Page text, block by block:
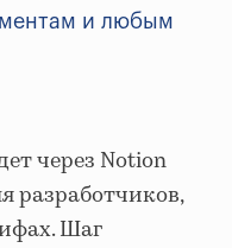
и любым
через Notion
разработчиков,
Шаг